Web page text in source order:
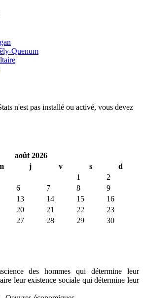
Quenum
n'est pas installé ou activé, vous devez
août 2026
j v s
d
1
2
6 7 8
9
13 14 15
16
20 21 22
23
27 28 29
30
des hommes qui détermine leur
leur existence sociale qui détermine leur